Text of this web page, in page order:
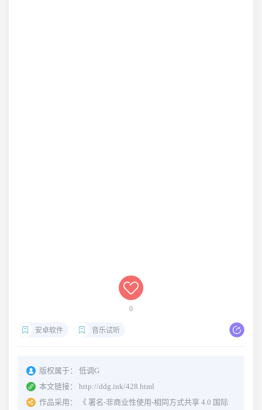
0
安卓软件 音乐试听
版权属于：
低调G
本文链接：
http://ddg.ink/428.html
作品采用：
《 署名-非商业性使用-相同方式共享 4.0 国际